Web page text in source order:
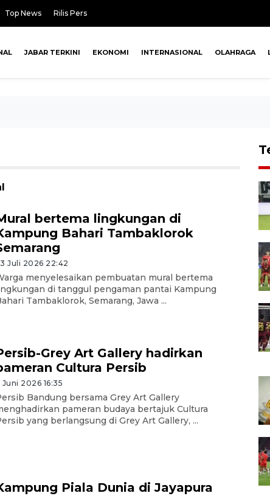
Top News Rilis Pers
JABAR TERKINI EKONOMI INTERNASIONAL OLAHRAGA
bertema lingkungan di
Bahari Tambaklorok
Juli 2026 22:42
menyelesaikan pembuatan mural bertema
di tanggul pengaman pantai Kampung
Tambaklorok, Semarang, Jawa ...
Grey Art Gallery hadirkan
Cultura Persib
Juni 2026 16:35
Bandung bersama Grey Art Gallery
pameran budaya bertajuk Cultura
yang berlangsung di Grey Art Gallery, ...
Piala Dunia di Jayapura